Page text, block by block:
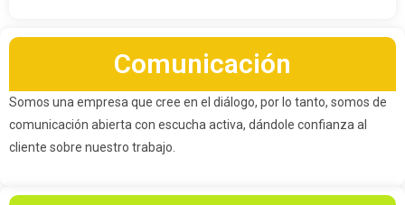
Comunicación
Somos una empresa que cree en el diálogo, por lo tanto, somos de
comunicación abierta con escucha activa, dándole confianza al
cliente sobre nuestro trabajo.